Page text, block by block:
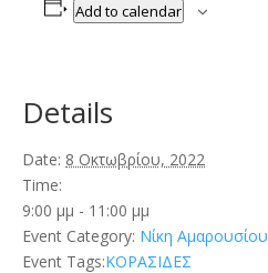
Add to calendar
Details
Date: 8 Οκτωβρίου, 2022
Time:
9:00 μμ - 11:00 μμ
Event Category: Νίκη Αμαρουσίου
Event Tags:ΚΟΡΑΣΙΔΕΣ